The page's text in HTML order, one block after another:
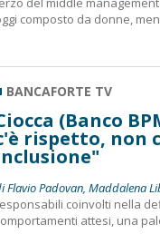
composto da donne,
BANCAFORTE TV
(Banco
rispetto, non
Flavio Padovan, Maddalena
coinvolti nella
attesi, una